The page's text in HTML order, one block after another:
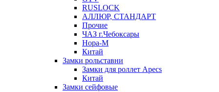
RUSLOCK
АЛЛЮР, СТАНДАРТ
Прочие
ЧАЗ г.Чебоксары
Нора-М
Китай
Замки рольставни
Замки для роллет Apecs
Китай
Замки сейфовые